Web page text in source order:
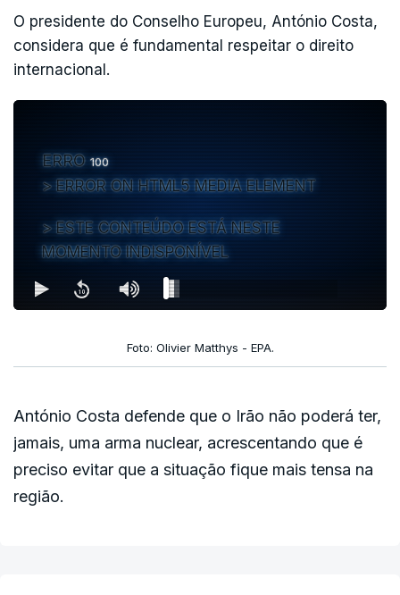
O presidente do Conselho Europeu, António Costa,
considera que é fundamental respeitar o direito
internacional.
ERRO100
ERROR ON HTML5 MEDIA ELEMENT
ESTE CONTEÚDO ESTÁ NESTE
MOMENTO INDISPONÍVEL
Foto: Olivier Matthys - EPA.
António Costa defende que o Irão não poderá ter,
jamais, uma arma nuclear, acrescentando que é
preciso evitar que a situação fique mais tensa na
região.